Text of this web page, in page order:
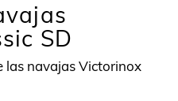
SD
las navajas Victorinox